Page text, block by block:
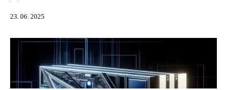
23. 06. 2025